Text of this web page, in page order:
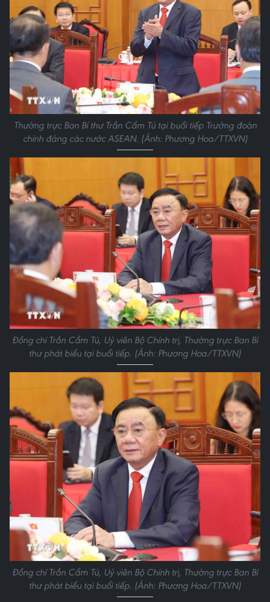
Thường trực Ban Bí thư Trần Cẩm Tú tại buổi tiếp Trưởng đoàn
chính đảng các nước ASEAN. (Ảnh: Phương Hoa/TTXVN)
Đồng chí Trần Cẩm Tú, Uỷ viên Bộ Chính trị, Thường trực Ban Bí
thư phát biểu tại buổi tiếp. (Ảnh: Phương Hoa/TTXVN)
Đồng chí Trần Cẩm Tú, Uỷ viên Bộ Chính trị, Thường trực Ban Bí
thư phát biểu tại buổi tiếp. (Ảnh: Phương Hoa/TTXVN)